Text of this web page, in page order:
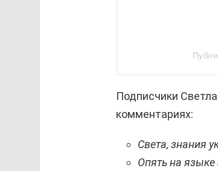
Подписчики
комментариях:
Света, знания
Опять на языке